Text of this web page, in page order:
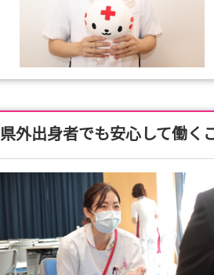
県外出身者でも安心して働く